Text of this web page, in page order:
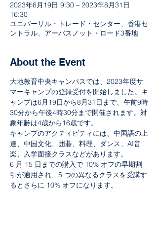
2023年6月19日 9:30 – 2023年8月31日
16:30
ユニバーサル・トレード・センター、香港セ
ントラル、アーバスノット・ロード3番地
About the Event
大地教育中央キャンパスでは、2023年度サ
マーキャンプの登録受付を開始しました。キ
ャンプは6月19日から8月31日まで、午前9時
30分から午後4時30分まで開催されます。対
象年齢は4歳から16歳です。
キャンプのアクティビティには、中国語の上
達、中国文化、囲碁、料理、ダンス、AI音
楽、入学面接クラスなどがあります。
6 月 15 日までの購入で 10% オフの早期割
引が適用され、5 つの異なるクラスを受講す
るとさらに 10% オフになります。